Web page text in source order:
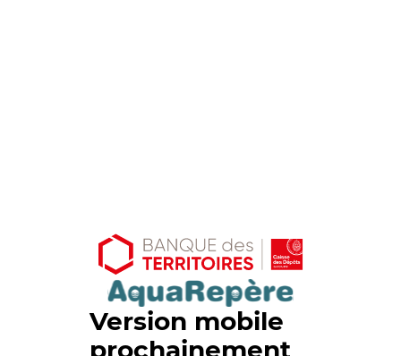
Version mobile